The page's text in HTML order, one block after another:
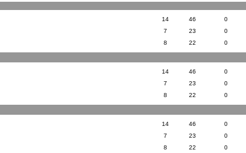
14 46 0
7 23 0
8 22 0
14 46 0
7 23 0
8 22 0
14 46 0
7 23 0
8 22 0